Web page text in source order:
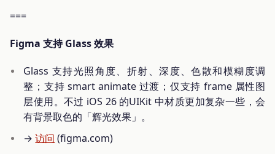
===
Figma 支持 Glass 效果
Glass 支持光照角度、折射、深度、色散和模糊度调
整；支持 smart animate 过渡；仅支持 frame 属性图
层使用。不过 iOS 26 的UIKit 中材质更加复杂一些，会
有背景取色的「辉光效果」。
→访问 (figma.com)